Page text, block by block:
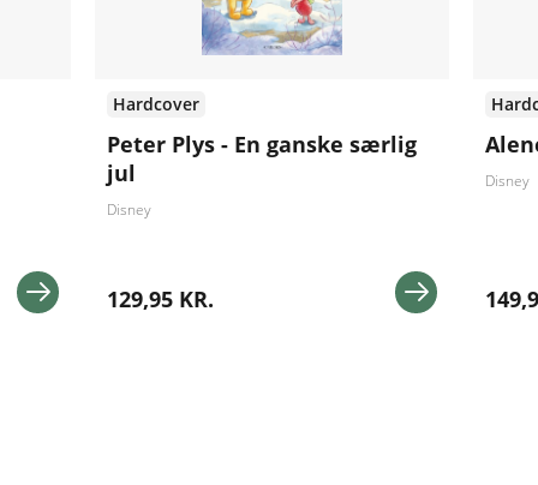
Hardcover
Peter Plys - En ganske særlig
jul
Disney
129,95 KR.
Disney